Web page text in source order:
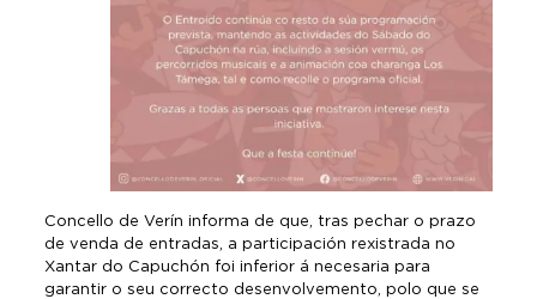
Concello de Verín informa de que, tras pechar o prazo
de venda de entradas, a participación rexistrada no
Xantar do Capuchón foi inferior á necesaria para
garantir o seu correcto desenvolvemento, polo que se